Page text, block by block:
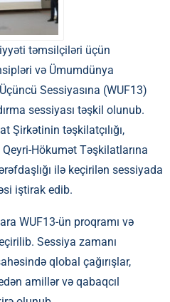
təmsilçiləri üçün
və Ümumdünya
Sessiyasına (WUF13)
sessiyası təşkil olunub.
Şirkətinin təşkilatçılığı,
Hökumət Təşkilatlarına
ilə keçirilən sessiyada
iştirak edib.
WUF13-ün proqramı və
Sessiya zamanı
qlobal çağırışlar,
amillər və qabaqcıl